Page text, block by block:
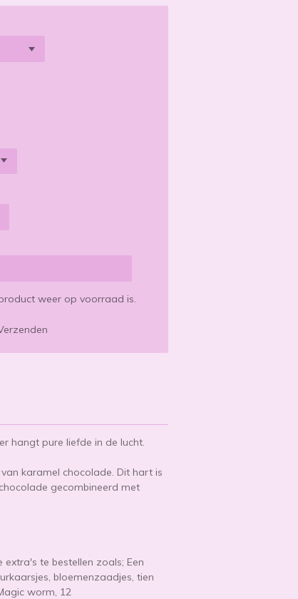
weer op voorraad is.
hangt pure liefde in de lucht.
karamel chocolade. Dit hart is
gecombineerd met
te bestellen zoals; Een
bloemenzaadjes, tien
worm, 12